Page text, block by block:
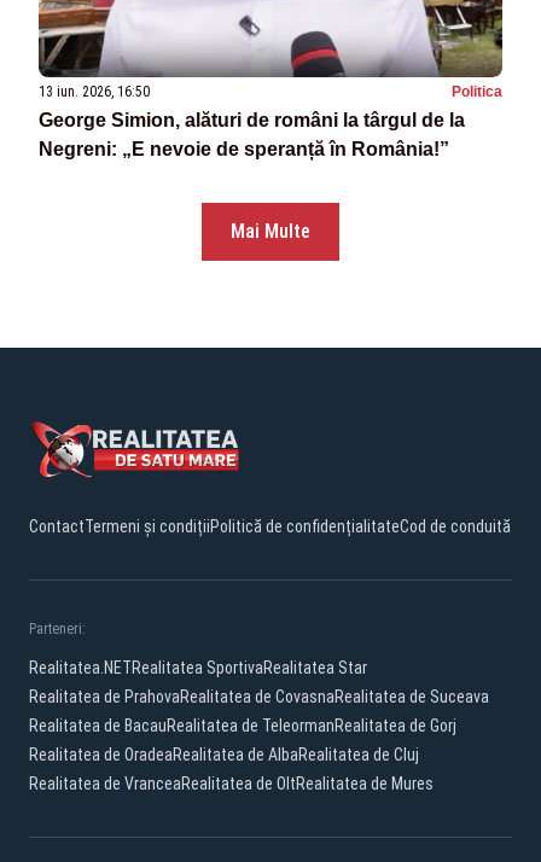
13 iun. 2026, 16:50 Politica
George Simion, alături de români la târgul de la
Negreni: „E nevoie de speranță în România!”
Mai Multe
ContactTermeni și condițiiPolitică de confidențialitateCod de conduită
Parteneri:
Realitatea.NETRealitatea SportivaRealitatea Star
Realitatea de PrahovaRealitatea de CovasnaRealitatea de Suceava
Realitatea de BacauRealitatea de TeleormanRealitatea de Gorj
Realitatea de OradeaRealitatea de AlbaRealitatea de Cluj
Realitatea de VranceaRealitatea de OltRealitatea de Mures